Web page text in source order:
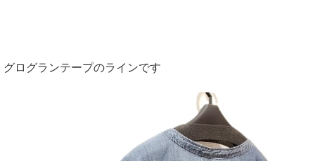
グログランテープのラインです